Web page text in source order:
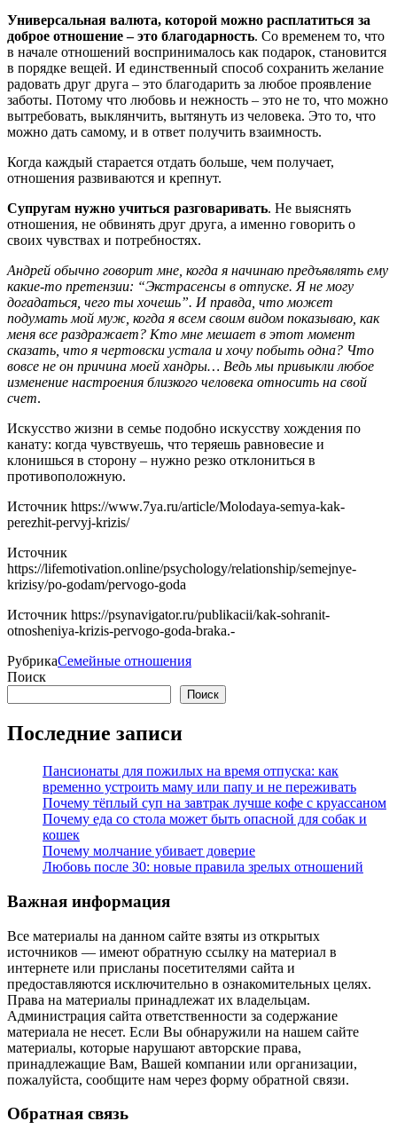
Универсальная валюта, которой можно расплатиться за
доброе отношение – это благодарность. Со временем то, что
в начале отношений воспринималось как подарок, становится
в порядке вещей. И единственный способ сохранить желание
радовать друг друга – это благодарить за любое проявление
заботы. Потому что любовь и нежность – это не то, что можно
вытребовать, выклянчить, вытянуть из человека. Это то, что
можно дать самому, и в ответ получить взаимность.
Когда каждый старается отдать больше, чем получает,
отношения развиваются и крепнут.
Супругам нужно учиться разговаривать. Не выяснять
отношения, не обвинять друг друга, а именно говорить о
своих чувствах и потребностях.
Андрей обычно говорит мне, когда я начинаю предъявлять ему
какие-то претензии: “Экстрасенсы в отпуске. Я не могу
догадаться, чего ты хочешь”. И правда, что может
подумать мой муж, когда я всем своим видом показываю, как
меня все раздражает? Кто мне мешает в этот момент
сказать, что я чертовски устала и хочу побыть одна? Что
вовсе не он причина моей хандры… Ведь мы привыкли любое
изменение настроения близкого человека относить на свой
счет.
Искусство жизни в семье подобно искусству хождения по
канату: когда чувствуешь, что теряешь равновесие и
клонишься в сторону – нужно резко отклониться в
противоположную.
Источник https://www.7ya.ru/article/Molodaya-semya-kak-
perezhit-pervyj-krizis/
Источник
https://lifemotivation.online/psychology/relationship/semejnye-
krizisy/po-godam/pervogo-goda
Источник https://psynavigator.ru/publikacii/kak-sohranit-
otnosheniya-krizis-pervogo-goda-braka.-
РубрикаСемейные отношения
Поиск
Поиск
Последние записи
Пансионаты для пожилых на время отпуска: как
временно устроить маму или папу и не переживать
Почему тёплый суп на завтрак лучше кофе с круассаном
Почему еда со стола может быть опасной для собак и
кошек
Почему молчание убивает доверие
Любовь после 30: новые правила зрелых отношений
Важная информация
Все материалы на данном сайте взяты из открытых
источников — имеют обратную ссылку на материал в
интернете или присланы посетителями сайта и
предоставляются исключительно в ознакомительных целях.
Права на материалы принадлежат их владельцам.
Администрация сайта ответственности за содержание
материала не несет. Если Вы обнаружили на нашем сайте
материалы, которые нарушают авторские права,
принадлежащие Вам, Вашей компании или организации,
пожалуйста, сообщите нам через форму обратной связи.
Обратная связь